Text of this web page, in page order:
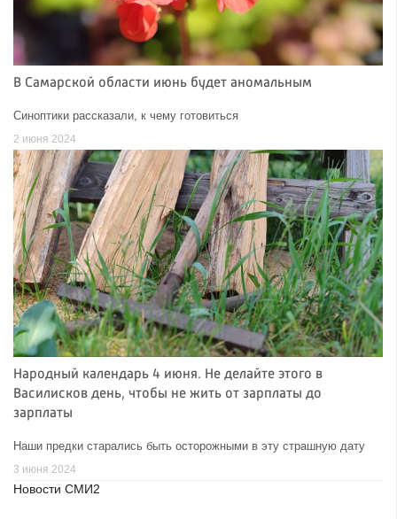
В Самарской области июнь будет аномальным
Синоптики рассказали, к чему готовиться
2 июня 2024
Народный календарь 4 июня. Не делайте этого в
Василисков день, чтобы не жить от зарплаты до
зарплаты
Наши предки старались быть осторожными в эту страшную дату
3 июня 2024
Новости СМИ2